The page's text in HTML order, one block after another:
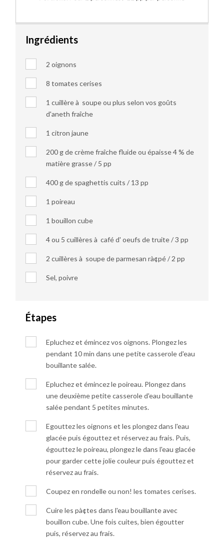
Ingrédients
2 oignons
8 tomates cerises
1 cuillère à soupe ou plus selon vos goûts
d'aneth fraîche
1 citron jaune
200 g de crème fraîche fluide ou épaisse 4 % de
matière grasse / 5 pp
400 g de spaghettis cuits / 13 pp
1 poireau
1 bouillon cube
4 ou 5 cuillères à café d' oeufs de truite / 3 pp
2 cuillères à soupe de parmesan rà¢pé / 2 pp
Sel, poivre
Étapes
Epluchez et émincez vos oignons. Plongez les
pendant 10 min dans une petite casserole d'eau
bouillante salée.
Epluchez et émincez le poireau. Plongez dans
une deuxième petite casserole d'eau bouillante
salée pendant 5 petites minutes.
Egouttez les oignons et les plongez dans l'eau
glacée puis égouttez et réservez au frais. Puis,
égouttez le poireau, plongez le dans l'eau glacée
pour garder cette jolie couleur puis égouttez et
réservez au frais.
Coupez en rondelle ou non! les tomates cerises.
Cuire les pà¢tes dans l'eau bouillante avec
bouillon cube. Une fois cuites, bien égoutter
puis, réservez au frais.